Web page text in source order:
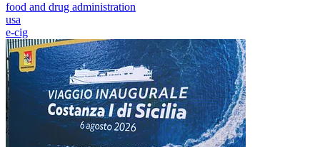
food and drug administration
usa
e-cig